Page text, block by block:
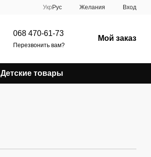
Укр Рус Желания Вход
068 470-61-73
Перезвонить вам?
Мой заказ
Детские товары